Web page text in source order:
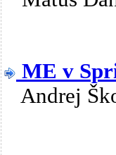
ME v
Andrej